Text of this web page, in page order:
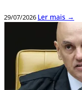
29/07/2026 Ler mais →